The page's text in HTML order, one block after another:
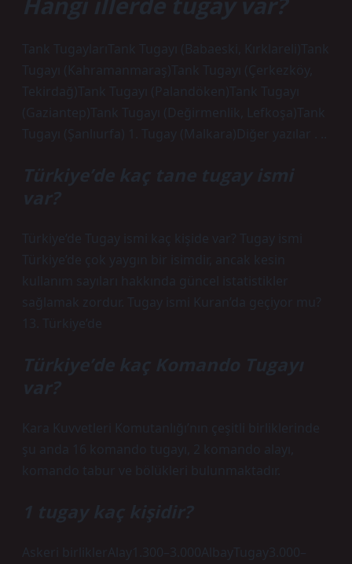
Tank TugaylarıTank Tugayı (Babaeski, Kırklareli)Tank
Tugayı (Kahramanmaraş)Tank Tugayı (Çerkezköy,
Tekirdağ)Tank Tugayı (Palandöken)Tank Tugayı
(Gaziantep)Tank Tugayı (Değirmenlik, Lefkoşa)Tank
Tugayı (Şanlıurfa) 1. Tugay (Malkara)Diğer yazılar . ..
Türkiye’de kaç tane tugay ismi
var?
Türkiye’de Tugay ismi kaç kişide var? Tugay ismi
Türkiye’de çok yaygın bir isimdir, ancak kesin
kullanım sayıları hakkında güncel istatistikler
sağlamak zordur. Tugay ismi Kuran’da geçiyor mu?
13. Türkiye’de
Türkiye’de kaç Komando Tugayı
var?
Kara Kuvvetleri Komutanlığı’nın çeşitli birliklerinde
şu anda 16 komando tugayı, 2 komando alayı,
komando tabur ve bölükleri bulunmaktadır.
1 tugay kaç kişidir?
Askeri birliklerAlay1.300–3.000AlbayTugay3.000–